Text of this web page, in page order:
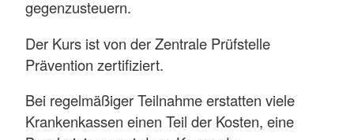
gegenzusteuern.
Der Kurs ist von der Zentrale Prüfstelle
Prävention zertifiziert.
Bei regelmäßiger Teilnahme erstatten viele
Krankenkassen einen Teil der Kosten, eine